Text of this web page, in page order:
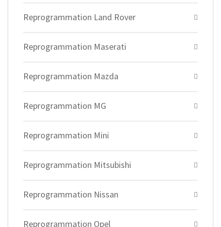
Reprogrammation Land Rover
Reprogrammation Maserati
Reprogrammation Mazda
Reprogrammation MG
Reprogrammation Mini
Reprogrammation Mitsubishi
Reprogrammation Nissan
Reprogrammation Opel